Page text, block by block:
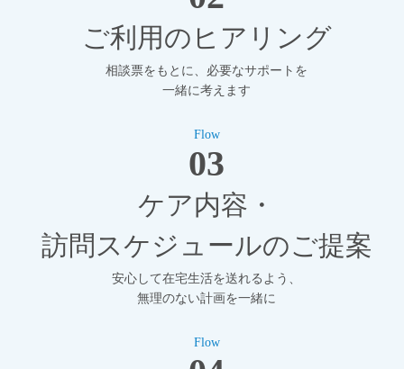
ご利用のヒアリング
相談票をもとに、必要なサポートを
一緒に考えます
Flow
03
ケア内容・
訪問スケジュールのご提案
安心して在宅生活を送れるよう、
無理のない計画を一緒に
Flow